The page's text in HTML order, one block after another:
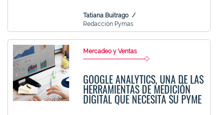
Tatiana Buitrago
Redacción Pymas
Mercadeo y Ventas
GOOGLE ANALYTICS, UNA DE LAS
HERRAMIENTAS DE MEDICIÓN
DIGITAL QUE NECESITA SU PYME